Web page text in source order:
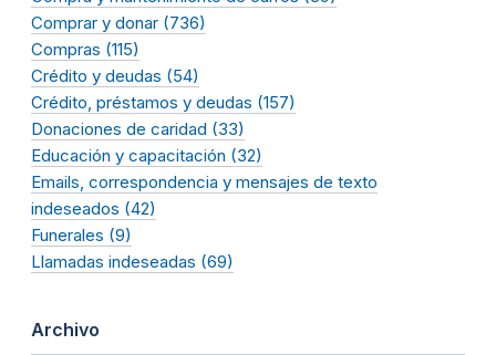
Comprar y donar (736)
Compras (115)
Crédito y deudas (54)
Crédito, préstamos y deudas (157)
Donaciones de caridad (33)
Educación y capacitación (32)
Emails, correspondencia y mensajes de texto
indeseados (42)
Funerales (9)
Llamadas indeseadas (69)
Archivo